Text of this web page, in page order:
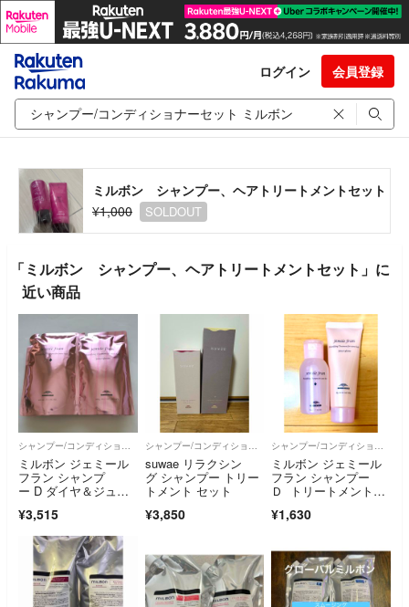
ログイン 会員登録
ミルボン シャンプー、ヘアトリートメントセット
¥1,000
SOLDOUT
「ミルボン シャンプー、ヘアトリートメントセット」に
近い商品
シャンプー/コンディショナーセット
ミルボン ジェミール
フラン シャンプ
ー D ダイヤ＆ジュー
トメントセット（400
ml＋400g）詰替
¥3,515
シャンプー/コンディショナーセット
suwae リラクシン
グ シャンプー トリー
トメント セット
¥3,850
シャンプー/コンディショナーセット
ミルボン ジェミール
フラン シャンプー
Ｄ トリートメントジ
¥1,630